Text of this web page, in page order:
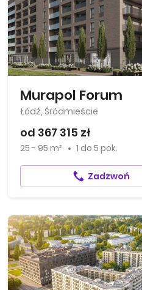
Murapol Forum
Łódź, Śródmieście
od 367 315 zł
25 - 95 m² 1 do 5 pok.
Zadzwoń